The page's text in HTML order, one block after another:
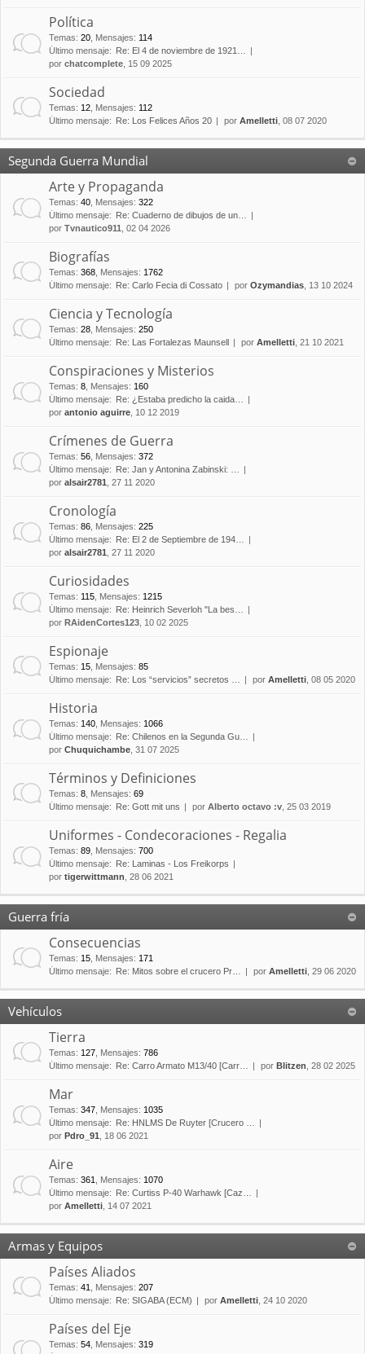
Política
Temas: 20 Mensajes: 114
Último mensaje:
Re: El 4 de noviembre de 1921…
por chatcomplete , 15 09 2025
Sociedad
Temas: 12 Mensajes: 112
Último mensaje:
Re: Los Felices Años 20 por Amelletti , 08 07 2020
Segunda Guerra Mundial
Arte y Propaganda
Temas: 40 Mensajes: 322
Último mensaje:
Re: Cuaderno de dibujos de un…
por Tvnautico911 , 02 04 2026
Biografías
Temas: 368 Mensajes: 1762
Último mensaje:
Re: Carlo Fecia di Cossato por Ozymandias , 13 10 2024
Ciencia y Tecnología
Temas: 28 Mensajes: 250
Último mensaje:
Re: Las Fortalezas Maunsell por Amelletti , 21 10 2021
Conspiraciones y Misterios
Temas: 8 Mensajes: 160
Último mensaje:
Re: ¿Estaba predicho la caida…
por antonio aguirre , 10 12 2019
Crímenes de Guerra
Temas: 56 Mensajes: 372
Último mensaje:
Re: Jan y Antonina Zabinski: …
por alsair2781 , 27 11 2020
Cronología
Temas: 86 Mensajes: 225
Último mensaje:
Re: El 2 de Septiembre de 194…
por alsair2781 , 27 11 2020
Curiosidades
Temas: 115 Mensajes: 1215
Último mensaje:
Re: Heinrich Severloh "La bes…
por RAidenCortes123 , 10 02 2025
Espionaje
Temas: 15 Mensajes: 85
Último mensaje:
Re: Los “servicios” secretos … por Amelletti , 08 05 2020
Historia
Temas: 140 Mensajes: 1066
Último mensaje:
Re: Chilenos en la Segunda Gu…
por Chuquichambe , 31 07 2025
Términos y Definiciones
Temas: 8 Mensajes: 69
Último mensaje:
Re: Gott mit uns por Alberto octavo :v , 25 03 2019
Uniformes - Condecoraciones - Regalia
Temas: 89 Mensajes: 700
Último mensaje:
Re: Laminas - Los Freikorps
por tigerwittmann , 28 06 2021
Guerra fría
Consecuencias
Temas: 15 Mensajes: 171
Último mensaje:
Re: Mitos sobre el crucero Pr… por Amelletti , 29 06 2020
Vehículos
Tierra
Temas: 127 Mensajes: 786
Último mensaje:
Re: Carro Armato M13/40 [Carr… por Blitzen , 28 02 2025
Mar
Temas: 347 Mensajes: 1035
Último mensaje:
Re: HNLMS De Ruyter [Crucero …
por Pdro_91 , 18 06 2021
Aire
Temas: 361 Mensajes: 1070
Último mensaje:
Re: Curtiss P-40 Warhawk [Caz…
por Amelletti , 14 07 2021
Armas y Equipos
Países Aliados
Temas: 41 Mensajes: 207
Último mensaje:
Re: SIGABA (ECM) por Amelletti , 24 10 2020
Países del Eje
Temas: 54 Mensajes: 319